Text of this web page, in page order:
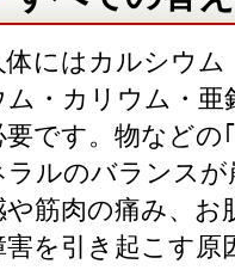
体にはカルシウ
ム・カリウム・
要です。物などの
ラルのバランス
や筋肉の痛み、
害を引き起こす原